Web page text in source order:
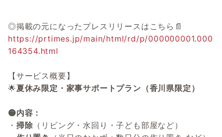
◎掲載の元になったプレスリリースはこちら📄
https://prtimes.jp/main/html/rd/p/000000001.000
164354.html
【サービス概要】
🌟夏休み限定・家事サポートプラン（香川県限定）
🟡内容：
・ 掃除 （リビング・水回り・子ども部屋など）